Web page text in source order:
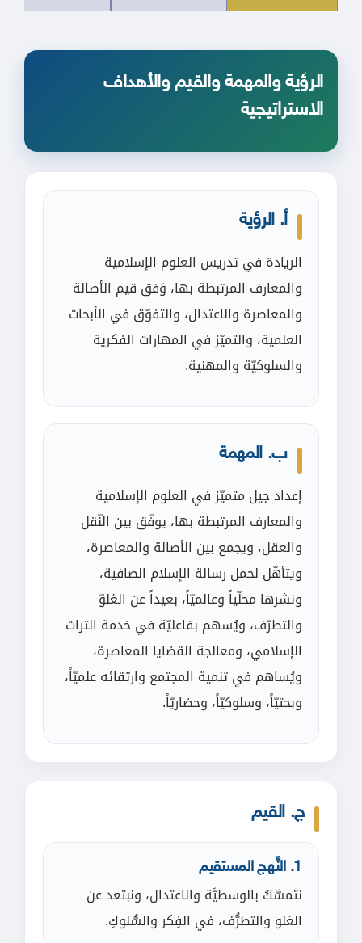
الرؤية والمهمة والقيم والأهداف
الاستراتيجية
أ. الرؤية
الريادة في تدريس العلوم الإسلامية
والمعارف المرتبطة بها، وَفق قيم الأصالة
والمعاصرة والاعتدال، والتفوّق في الأبحاث
العلمية، والتميّز في المهارات الفكرية
والسلوكيّة والمهنية.
ب. المهمة
إعداد جيل متميّز في العلوم الإسلامية
والمعارف المرتبطة بها، يوفّق بين النّقل
والعقل، ويجمع بين الأصالة والمعاصرة،
ويتأهّل لحمل رسالة الإسلام الصافية،
ونشرها محلّياً وعالميّاً، بعيداً عن الغلوّ
والتطرّف، ويُسهم بفاعليّة في خدمة التراث
الإسلامي، ومعالجة القضايا المعاصرة،
ويُساهم في تنمية المجتمع وارتقائه علميّاً،
وبحثيّاً، وسلوكيّاً، وحضاريّاً.
ج. القيم
1. النَّهج المستقيم
نتمسَّكُ بالوسطيَّة والاعتدال، ونبتعد عن
الغلو والتطرُّف، في الفِكر والسُّلوكِ.